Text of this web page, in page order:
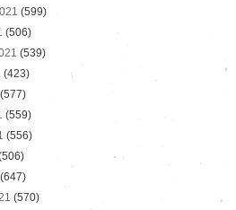
(599)
(506)
(539)
(423)
(577)
(559)
(556)
(647)
(570)